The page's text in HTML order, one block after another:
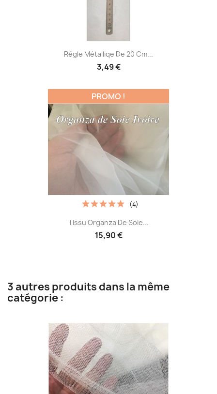
Régle Métalliqe De 20 Cm...
3,49 €
Tissu Organza De Soie...
15,90 €
(4)
PROMO !
3 autres produits dans la même
catégorie :